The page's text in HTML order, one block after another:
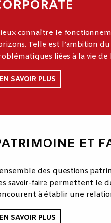
connaître le
Telle est l’ambition
liées à la vie
EN SAVOIR PLUS
ET
des questions
savoir-faire permettent le
à établir une
EN SAVOIR PLUS